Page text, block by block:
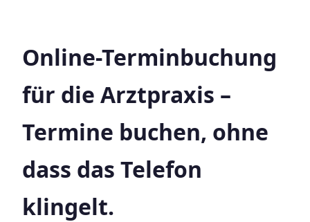
Online-Terminbuchung
für die Arztpraxis –
Termine buchen, ohne
dass das Telefon
klingelt.